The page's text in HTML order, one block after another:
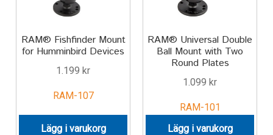
Car
Dirt Bike
RAM® Fishfinder Mount
for Humminbird Devices
1.199 kr
RAM-107
Lägg i varukorg
RAM® Universal Double
Ball Mount with Two
Round Plates
1.099 kr
RAM-101
Lägg i varukorg